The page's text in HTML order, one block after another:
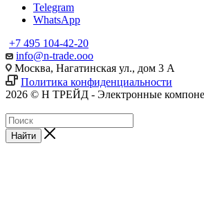
Telegram
WhatsApp
+7 495 104-42-20
info@n-trade.ooo
Москва, Нагатинская ул., дом 3 А
Политика конфиденциальности
2026 © Н ТРЕЙД - Электронные
Найти